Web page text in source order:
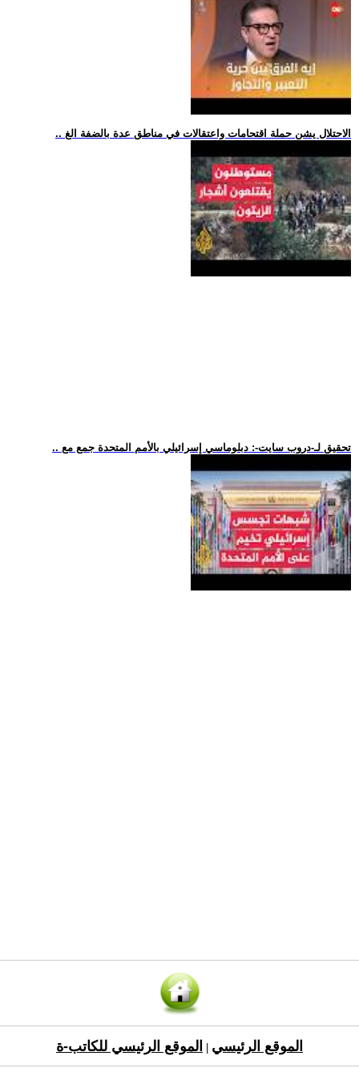
.. الاحتلال يشن حملة اقتحامات واعتقالات في مناطق عدة بالضفة الغ
.. تحقيق لـ-دروب سايت-: دبلوماسي إسرائيلي بالأمم المتحدة جمع مع
الموقع الرئيسي الموقع الرئيسي للكاتب-ة